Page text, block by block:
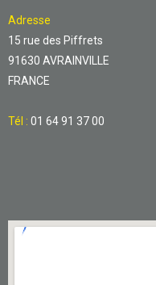
Adresse
15 rue des Piffrets
91630 AVRAINVILLE
FRANCE
Tél : 01 64 91 37 00